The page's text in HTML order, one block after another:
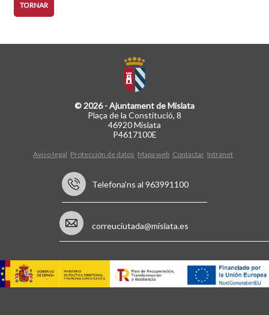
TORNAR
© 2026 - Ajuntament de Mislata
Plaça de la Constitució, 8
46920 Mislata
P4617100E
Aviso legal Protección de datos Mapa web Contactar Intranet
Telefona'ns al 963991100
correuciutada@mislata.es